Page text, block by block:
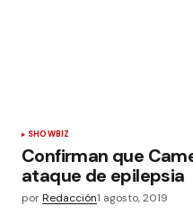
SHOWBIZ
Confirman que
ataque de epilepsia
porRedacción1 agosto, 2019